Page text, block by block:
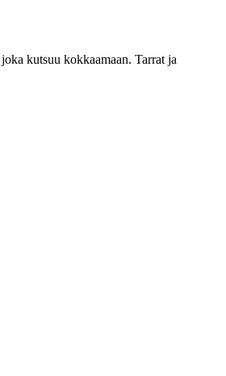
kutsuu kokkaamaan. Tarrat ja